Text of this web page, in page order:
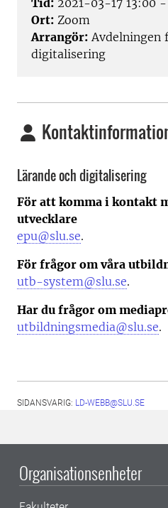
Tid: 2021-03-17 13:00 -
Ort: Zoom
Arrangör: Avdelningen
digitalisering
Lärande och digitalisering
För att komma i kontakt
utvecklare
epu@slu.se.
För frågor om våra
utb-system@slu.se.
Har du frågor om
utbildningsmedia@slu.se.
SIDANSVARIG: LD-WEBB@SLU.SE
Organisationsenheter